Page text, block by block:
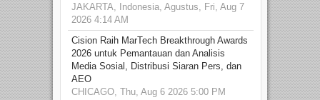
JAKARTA, Indonesia, Agustus, Fri, Aug 7
2026 4:14 AM
Cision Raih MarTech Breakthrough Awards
2026 untuk Pemantauan dan Analisis
Media Sosial, Distribusi Siaran Pers, dan
AEO
CHICAGO, Thu, Aug 6 2026 5:00 PM